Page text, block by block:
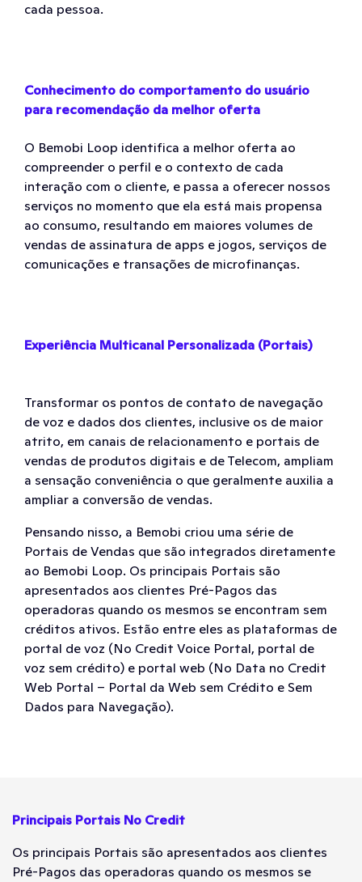
cada pessoa.
Conhecimento do comportamento do usuário
para recomendação da melhor oferta
O Bemobi Loop identifica a melhor oferta ao
compreender o perfil e o contexto de cada
interação com o cliente, e passa a oferecer nossos
serviços no momento que ela está mais propensa
ao consumo, resultando em maiores volumes de
vendas de assinatura de apps e jogos, serviços de
comunicações e transações de microfinanças.
Experiência Multicanal Personalizada (Portais)
Transformar os pontos de contato de navegação
de voz e dados dos clientes, inclusive os de maior
atrito, em canais de relacionamento e portais de
vendas de produtos digitais e de Telecom, ampliam
a sensação conveniência o que geralmente auxilia a
ampliar a conversão de vendas.
Pensando nisso, a Bemobi criou uma série de
Portais de Vendas que são integrados diretamente
ao Bemobi Loop. Os principais Portais são
apresentados aos clientes Pré-Pagos das
operadoras quando os mesmos se encontram sem
créditos ativos. Estão entre eles as plataformas de
portal de voz (No Credit Voice Portal, portal de
voz sem crédito) e portal web (No Data no Credit
Web Portal – Portal da Web sem Crédito e Sem
Dados para Navegação).
Principais Portais No Credit
Os principais Portais são apresentados aos clientes
Pré-Pagos das operadoras quando os mesmos se